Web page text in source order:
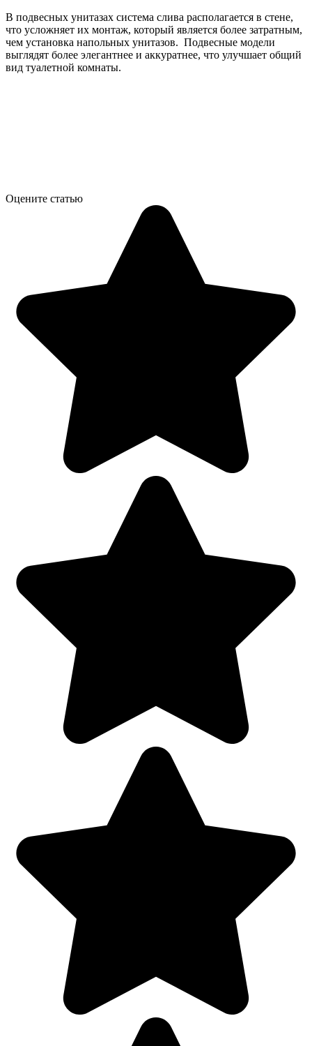
В подвесных унитазах система слива располагается в стене,
что усложняет их монтаж, который является более затратным,
чем установка напольных унитазов. Подвесные модели
выглядят более элегантнее и аккуратнее, что улучшает общий
вид туалетной комнаты.
Оцените статью